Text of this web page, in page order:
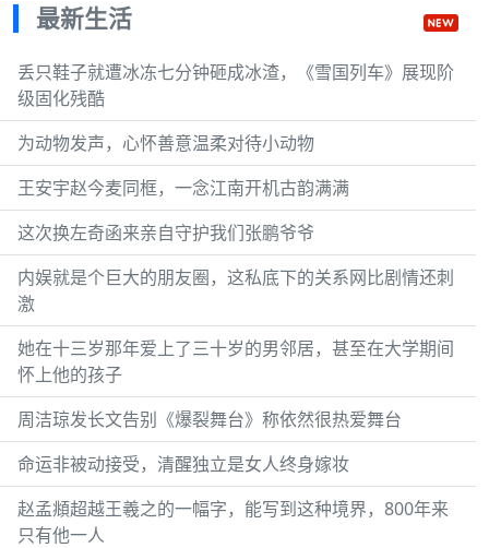
最新生活
丢只鞋子就遭冰冻七分钟砸成冰渣，《雪国列车》展现阶
级固化残酷
为动物发声，心怀善意温柔对待小动物
王安宇赵今麦同框，一念江南开机古韵满满
这次换左奇函来亲自守护我们张鹏爷爷
内娱就是个巨大的朋友圈，这私底下的关系网比剧情还刺
激
她在十三岁那年爱上了三十岁的男邻居，甚至在大学期间
怀上他的孩子
周洁琼发长文告别《爆裂舞台》称依然很热爱舞台
命运非被动接受，清醒独立是女人终身嫁妆
赵孟頫超越王羲之的一幅字，能写到这种境界，800年来
只有他一人